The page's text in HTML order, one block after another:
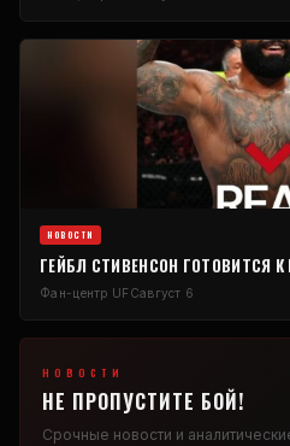
НОВОСТИ
ГЕЙБЛ СТИВЕНСОН ГОТОВИТСЯ К
Фан-центр UFCавгуст 6
НОВОСТИ
НЕ ПРОПУСТИТЕ БОЙ!
Срочные новости и